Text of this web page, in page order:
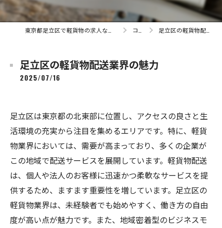
コラム 足立区の軽貨物配送業界の魅力
足立区の軽貨物配送業界の魅力
2025/07/16
足立区は東京都の北東部に位置し、アクセスの良さと生
活環境の充実から注目を集めるエリアです。特に、軽貨
物業界においては、需要が高まっており、多くの企業が
この地域で配送サービスを展開しています。軽貨物配送
は、個人や法人のお客様に迅速かつ柔軟なサービスを提
供するため、ますます重要性を増しています。足立区の
軽貨物業界は、未経験者でも始めやすく、働き方の自由
度が高い点が魅力です。また、地域密着型のビジネスモ